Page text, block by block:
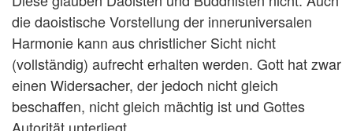
die daoistische Vorstellung der inneruniversalen
Harmonie kann aus christlicher Sicht nicht
(vollständig) aufrecht erhalten werden. Gott hat zwar
einen Widersacher, der jedoch nicht gleich
beschaffen, nicht gleich mächtig ist und Gottes